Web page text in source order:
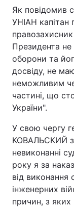
Головна
Україна
Економіка
Спорт
Техно і зв'язок
Зброя
Як повідомив
УНІАН капітан
Президента
оборони та
досвіду, не
неможливим
частині, що
України".
У свою чергу
КОВАЛЬСКИЙ
невиконанні
року я за
від виконання
інженерних
причин, з